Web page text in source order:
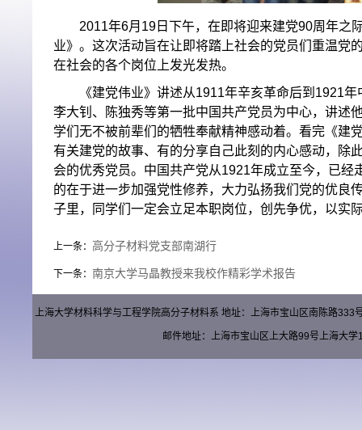
2011年6月19日 下午，在即将迎来建党90周年之
业》。这次活动旨在让即将踏上社会的党员们 重温党
在社会的各个岗位上发光发热。
《建党伟业》讲述从1911年辛亥革命后到 1921年
李大钊、陈独秀等第一批中国共产党员为中心，讲述
学们无不被前辈们的牺牲奉献精神感动着。 看完《建
有关建党的故事、有的分享自己此刻的内心感动，除
会的优秀党员。 中国共产党从1921年成立至今，已经
的在于进一步加强党性修养，大力弘扬我们党的优良
子里，同学们一定会立足本职岗位，创先争优，以实
上一条： 高分子材料党支部南湖行
下一条： 南京大学马晶教授来我校作精彩学术报告
上海大学材料科学与工程学院高分子材料系 地址：上海市宝山区南陈路
邮件地址：上海市宝山区上大路99号上海大